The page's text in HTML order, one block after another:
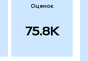
Оценок
75.8K